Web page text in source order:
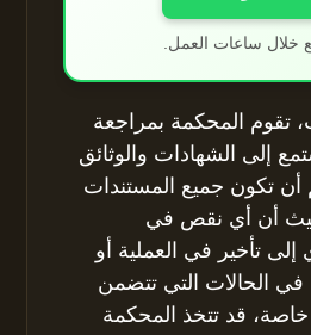
خلال ساعات العمل.
تقوم المحكمة بمراجعة
إلى الشهادات والوثائق
أن تكون جميع المستندات
أن أي نقص في
تأخير في العملية أو
الحالات التي تتضمن
قد تتخذ المحكمة